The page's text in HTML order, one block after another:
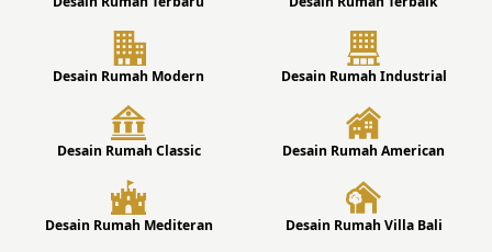
Desain Rumah Modern Desain Rumah Industrial
Desain Rumah Classic Desain Rumah American
Desain Rumah Mediteran Desain Rumah Villa Bali